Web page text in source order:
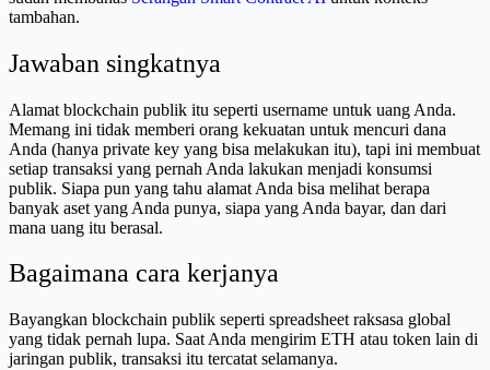
tambahan.
Jawaban singkatnya
Alamat blockchain publik itu seperti username untuk uang Anda.
Memang ini tidak memberi orang kekuatan untuk mencuri dana
Anda (hanya private key yang bisa melakukan itu), tapi ini membuat
setiap transaksi yang pernah Anda lakukan menjadi konsumsi
publik. Siapa pun yang tahu alamat Anda bisa melihat berapa
banyak aset yang Anda punya, siapa yang Anda bayar, dan dari
mana uang itu berasal.
Bagaimana cara kerjanya
Bayangkan blockchain publik seperti spreadsheet raksasa global
yang tidak pernah lupa. Saat Anda mengirim ETH atau token lain di
jaringan publik, transaksi itu tercatat selamanya.